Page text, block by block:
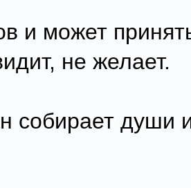
и может
не желает.
собирает души